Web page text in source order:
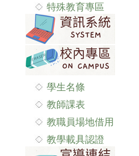
特殊教育專區
學生名條
教師課表
教職員場地借用
教學載具認證